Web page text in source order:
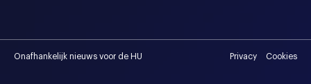
Onafhankelijk nieuws voor de HU Privacy Cookies